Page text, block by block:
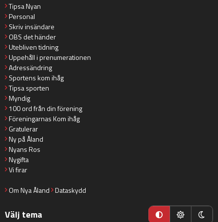
Tipsa Nyan
Personal
Skriv insändare
OBS det händer
Utebliven tidning
Uppehåll i prenumerationen
Adressändring
Sportens kom ihåg
Tipsa sporten
Myndig
100 ord från din förening
Föreningarnas Kom ihåg
Gratulerar
Ny på Åland
Nyans Ros
Nygifta
Vi firar
Om Nya Åland Dataskydd
Välj tema